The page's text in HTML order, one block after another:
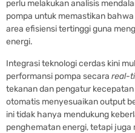
perlu melakukan analisis
pompa untuk memastikan
area efisiensi tertinggi guna
energi.
Integrasi teknologi cerdas kini
performansi pompa secara real-
tekanan dan pengatur
otomatis menyesuaikan output
ini tidak hanya mendukung
penghematan energi, tetapi juga